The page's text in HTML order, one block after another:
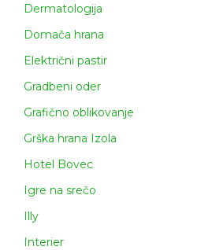
Dermatologija
Domača hrana
Električni pastir
Gradbeni oder
Grafično oblikovanje
Grška hrana Izola
Hotel Bovec
Igre na srečo
Illy
Interier